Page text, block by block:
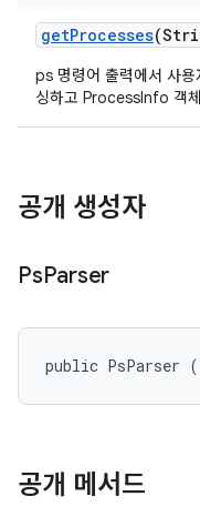
getProcesses
ps 명령어 출력에서 사
싱하고 ProcessInfo 객
공개 생성자
PsParser
public PsParser
공개 메서드